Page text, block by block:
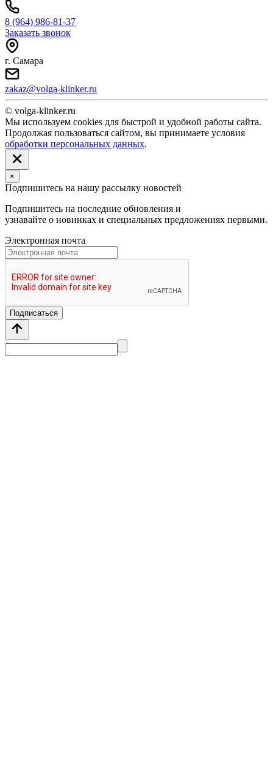
8 (964) 986-81-37
Заказать звонок
г. Самара
zakaz@volga-klinker.ru
© volga-klinker.ru
Мы используем cookies для быстрой и удобной работы сайта.
Продолжая пользоваться сайтом, вы принимаете условия
обработки персональных данных.
×
Подпишитесь на нашу рассылку новостей
Подпишитесь на последние обновления и
узнавайте о новинках и специальных предложениях первыми.
Электронная почта
Подписаться